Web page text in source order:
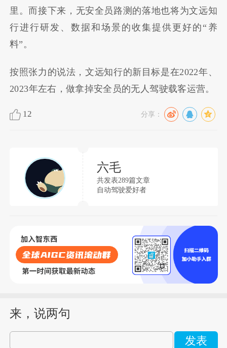
里。而接下来，无安全员路测的落地也将为文远知
行进行研发、数据和场景的收集提供更好的“养
料”。
按照张力的说法，文远知行的新目标是在2022年、
2023年左右，做拿掉安全员的无人驾驶载客运营。
12 分享：
六毛
共发表289篇文章
自动驾驶爱好者
来，说两句
发表